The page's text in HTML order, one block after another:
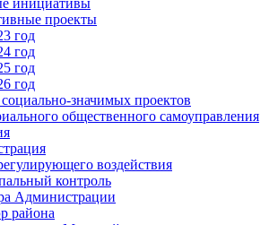
проекты
год
год
год
год
значимых проектов
общественного самоуправления
воздействия
контроль
Администрации
района